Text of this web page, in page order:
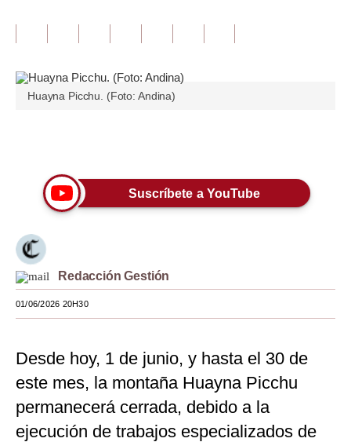
Opinión
Editorial
Tendencias
Lujo
Viajes
Moda
Estilos
EEUU
México
España
Huayna Picchu. (Foto: Andina)
Suscríbete a YouTube
Redacción Gestión
01/06/2026 20H30
Desde hoy, 1 de junio, y hasta el 30 de
este mes, la montaña Huayna Picchu
permanecerá cerrada, debido a la
ejecución de trabajos especializados de